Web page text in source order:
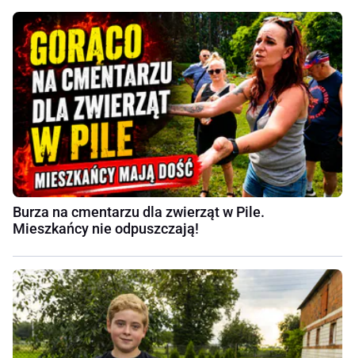
Burza na cmentarzu dla zwierząt w Pile.
Mieszkańcy nie odpuszczają!